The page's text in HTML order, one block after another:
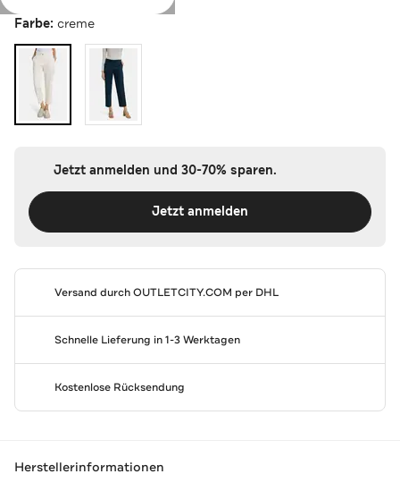
Farbe: creme
Jetzt anmelden und 30-70% sparen.
Jetzt anmelden
Versand durchOUTLETCITY.COM per DHL
Schnelle Lieferung in 1-3 Werktagen
Kostenlose Rücksendung
Herstellerinformationen